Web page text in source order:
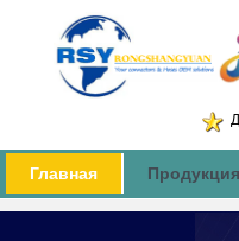
Главная Продукция